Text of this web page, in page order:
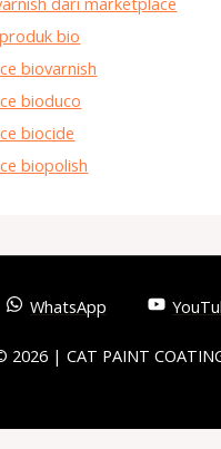
WhatsApp
2026 | CAT PAINT